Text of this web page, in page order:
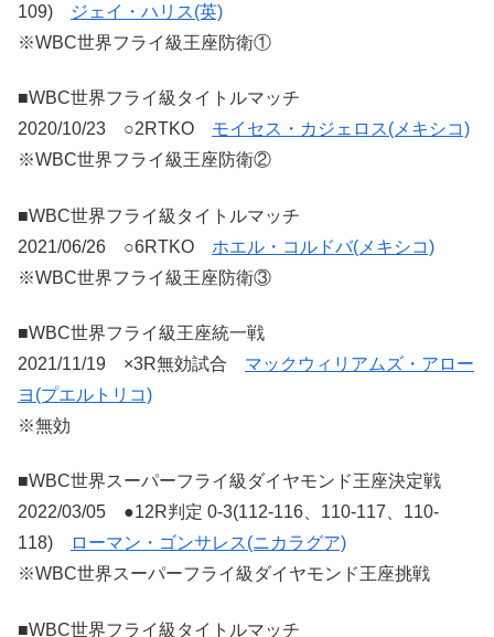
109)
ジェイ・ハリス(英)
※WBC世界フライ級王座防衛①
■WBC世界フライ級タイトルマッチ
2020/10/23 ○2RTKO モイセス・カジェロス(メキシコ)
※WBC世界フライ級王座防衛②
■WBC世界フライ級タイトルマッチ
2021/06/26 ○6RTKO ホエル・コルドバ(メキシコ)
※WBC世界フライ級王座防衛③
■WBC世界フライ級王座統一戦
2021/11/19 ×3R無効試合 マックウィリアムズ・アロー
ヨ(プエルトリコ)
※無効
■WBC世界スーパーフライ級ダイヤモンド王座決定戦
2022/03/05 ●12R判定 0-3(112-116、110-117、110-
118)
ローマン・ゴンサレス(ニカラグア)
※WBC世界スーパーフライ級ダイヤモンド王座挑戦
■WBC世界フライ級タイトルマッチ